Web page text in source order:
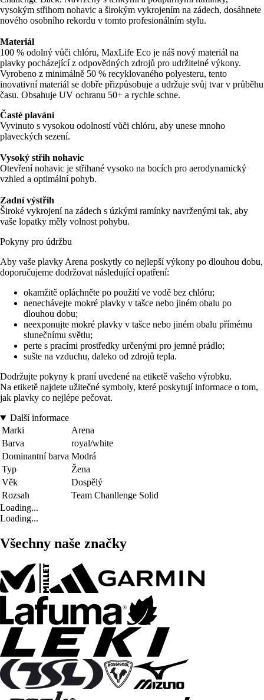
vysokým střihom nohavic a širokým vykrojením na zádech, dosáhnete
nového osobního rekordu v tomto profesionálním stylu.
Materiál
100 % odolný vůči chlóru, MaxLife Eco je náš nový materiál na
plavky pocházející z odpovědných zdrojů pro udržitelné výkony.
Vyrobeno z minimálně 50 % recyklovaného polyesteru, tento
inovativní materiál se dobře přizpůsobuje a udržuje svůj tvar v průběhu
času. Obsahuje UV ochranu 50+ a rychle schne.
Časté plavání
Vyvinuto s vysokou odolností vůči chlóru, aby unese mnoho
plaveckých sezení.
Vysoký střih nohavic
Otevření nohavic je střihané vysoko na bocích pro aerodynamický
vzhled a optimální pohyb.
Zadní výstřih
Široké vykrojení na zádech s úzkými ramínky navrženými tak, aby
vaše lopatky měly volnost pohybu.
Pokyny pro údržbu
Aby vaše plavky Arena poskytly co nejlepší výkony po dlouhou dobu,
doporučujeme dodržovat následující opatření:
okamžitě opláchněte po použití ve vodě bez chlóru;
nenechávejte mokré plavky v tašce nebo jiném obalu po
dlouhou dobu;
neexponujte mokré plavky v tašce nebo jiném obalu přímému
slunečnímu světlu;
perte s pracími prostředky určenými pro jemné prádlo;
sušte na vzduchu, daleko od zdrojů tepla.
Dodržujte pokyny k praní uvedené na etiketě vašeho výrobku.
Na etiketě najdete užitečné symboly, které poskytují informace o tom,
jak plavky co nejlépe pečovat.
Další informace
Marki
Arena
Barva
royal/white
Dominantní barva Modrá
Typ
Žena
Věk
Dospělý
Rozsah
Team Chanllenge Solid
Loading...
Loading...
Všechny naše značky